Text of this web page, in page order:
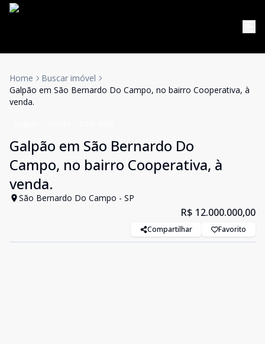
Home
Buscar imóvel
Galpão em São Bernardo Do Campo, no bairro Cooperativa, à
venda.
Galpão em São Bernardo Do
Campo, no bairro Cooperativa, à
venda.
São Bernardo Do Campo - SP
R$ 12.000.000,00
Compartilhar Favorito